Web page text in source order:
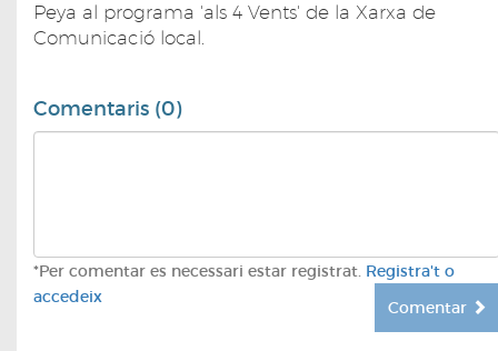
Peya al programa 'als 4 Vents' de la Xarxa de
Comunicació local.
Comentaris (0)
*Per comentar es necessari estar registrat. Registra't o
accedeix
Comentar